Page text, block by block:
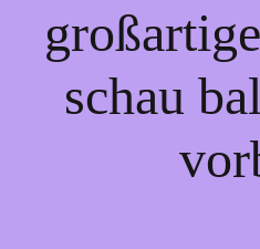
schau